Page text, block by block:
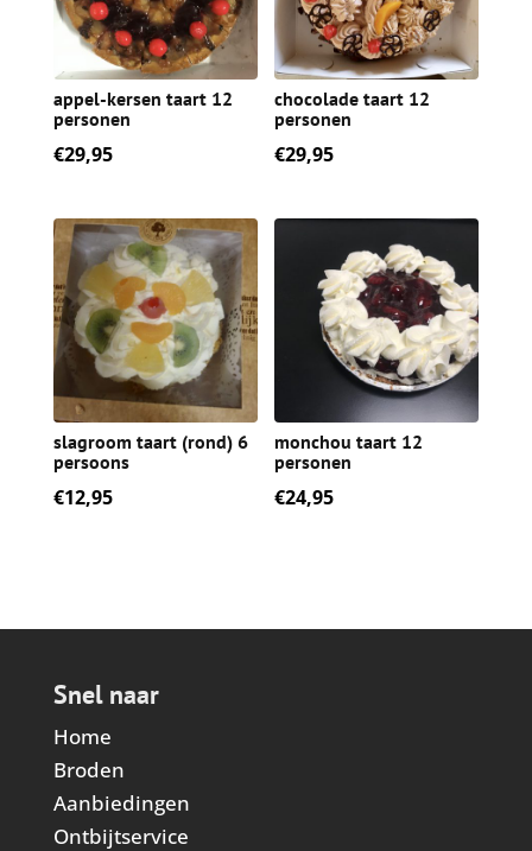
appel-kersen taart 12
personen
€29,95
chocolade taart 12
personen
€29,95
slagroom taart (rond) 6
persoons
€12,95
monchou taart 12
personen
€24,95
Snel naar
Home
Broden
Aanbiedingen
Ontbijtservice